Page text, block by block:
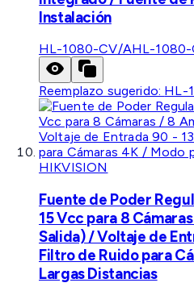
Instalación
HL-1080-CV/AHL-
Reemplazo sugerido: HL-
HIKVISION
Fuente de Poder
15 Vcc para 8
Salida) / Voltaje de
Filtro de Ruido para
Largas Distancias